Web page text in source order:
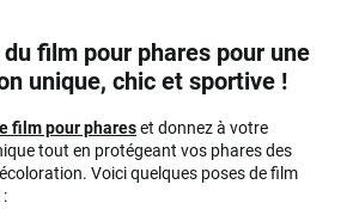
film pour phares pour une
unique, chic et sportive !
film pour phareset donnez à votre
tout en protégeant vos phares des
Voici quelques poses de film